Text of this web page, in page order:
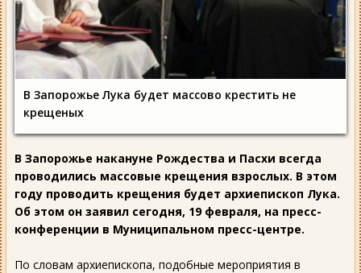
В Запорожье Лука будет массово крестить не
крещеных
В Запорожье накануне Рождества и Пасхи всегда
проводились массовые крещения взрослых. В этом
году проводить крещения будет архиепископ Лука.
Об этом он заявил сегодня, 19 февраля, на пресс-
конференции в Муниципальном пресс-центре.
По словам архиепископа, подобные мероприятия в